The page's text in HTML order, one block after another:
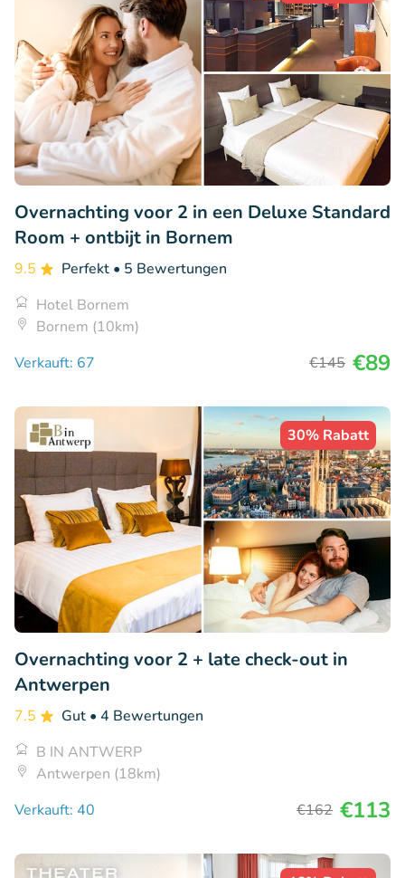
Overnachting voor 2 in een Deluxe Standard
Room + ontbijt in Bornem
9.5 Perfekt • 5 Bewertungen
Hotel Bornem
Bornem (10km)
Verkauft: 67
€145 €89
30% Rabatt
Overnachting voor 2 + late check-out in
Antwerpen
7.5 Gut • 4 Bewertungen
B IN ANTWERP
Antwerpen (18km)
Verkauft: 40
€162 €113